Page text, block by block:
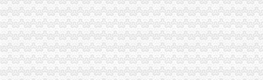
变更收发货人报关注册登记证书的…-海关百问
报关员复习资料：报关单位注册登记-报关员-环球网校
企业的《中华共和国海关进出口货物收发货人报关注册登记证书》
我公司已经取得进出口收发货人报关登记证书,下一步在海关电子口
海关进出口货物收发货人登记证是什么啊？（页1）-外贸单证-福步
收发货人报关注册登记证书有效期过期怎么办？-咨询-中国海关律师网